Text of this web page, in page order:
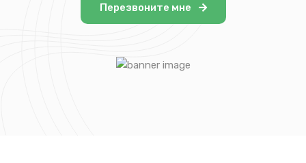
Перезвоните мне